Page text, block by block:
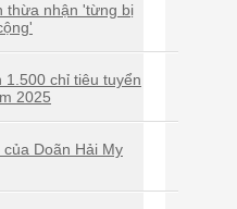
thừa nhận 'từng bị
chỉ tiêu tuyển
2025
Doãn Hải My